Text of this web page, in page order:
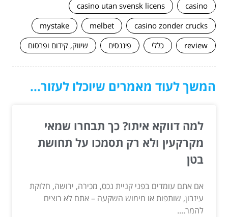
casino
casino utan svensk licens
casino zonder crucks
melbet
mystake
review
כללי פיננסים שיווק, קידום ופרסום
המשך לעוד מאמרים שיוכלו לעזור...
למה דווקא איתו? כך תבחרו שמאי
מקרקעין ולא רק תסמכו על תחושת
בטן
אם אתם עומדים בפני קניית נכס, מכירה, ירושה, חלוקת
עיזבון, שותפות או מימוש השקעה – אתם לא רוצים
להמר....